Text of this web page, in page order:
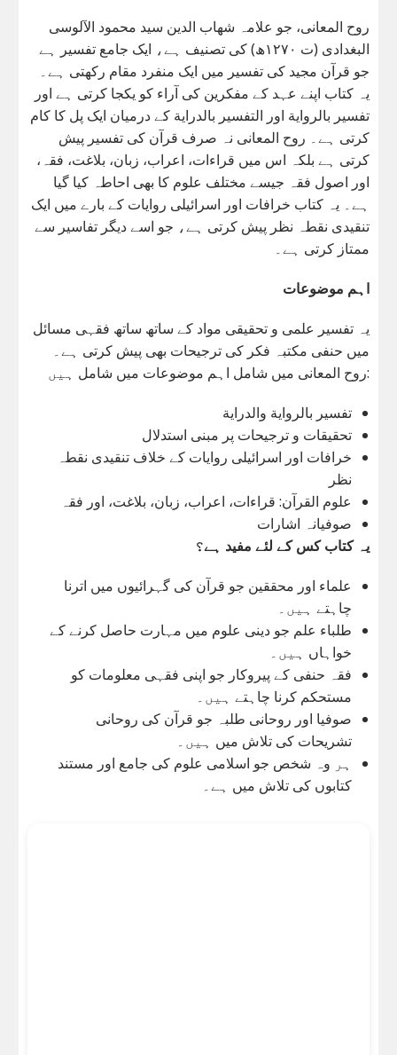
روح المعانی، جو علامہ شهاب الدین سید محمود الآلوسی
البغدادی (ت ١٢٧٠ھ) کی تصنیف ہے، ایک جامع تفسیر ہے
جو قرآن مجید کی تفسیر میں ایک منفرد مقام رکھتی ہے۔
یہ کتاب اپنے عہد کے مفکرین کی آراء کو یکجا کرتی ہے اور
تفسیر بالرواية اور التفسير بالدراية کے درمیان ایک پل کا کام
کرتی ہے۔ روح المعانی نہ صرف قرآن کی تفسیر پیش
کرتی ہے بلکہ اس میں قراءات، اعراب، زبان، بلاغت، فقہ،
اور اصول فقہ جیسے مختلف علوم کا بھی احاطہ کیا گیا
ہے۔ یہ کتاب خرافات اور اسرائیلی روایات کے بارے میں ایک
تنقیدی نقطہ نظر پیش کرتی ہے، جو اسے دیگر تفاسیر سے
ممتاز کرتی ہے۔
اہم موضوعات
یہ تفسیر علمی و تحقیقی مواد کے ساتھ ساتھ فقہی مسائل
میں حنفی مکتبہ فکر کی ترجیحات بھی پیش کرتی ہے۔
روح المعانی میں شامل اہم موضوعات میں شامل ہیں:
تفسیر بالرواية والدراية
تحقیقات و ترجيحات پر مبنی استدلال
خرافات اور اسرائیلی روایات کے خلاف تنقیدی نقطہ
نظر
علوم القرآن: قراءات، اعراب، زبان، بلاغت، اور فقہ
صوفیانہ اشارات
یہ کتاب کس کے لئے مفید ہے؟
علماء اور محققین جو قرآن کی گہرائیوں میں اترنا
چاہتے ہیں۔
طلباء علم جو دینی علوم میں مہارت حاصل کرنے کے
خواہاں ہیں۔
فقہ حنفی کے پیروکار جو اپنی فقہی معلومات کو
مستحکم کرنا چاہتے ہیں۔
صوفیا اور روحانی طلبہ جو قرآن کی روحانی
تشریحات کی تلاش میں ہیں۔
ہر وہ شخص جو اسلامی علوم کی جامع اور مستند
کتابوں کی تلاش میں ہے۔